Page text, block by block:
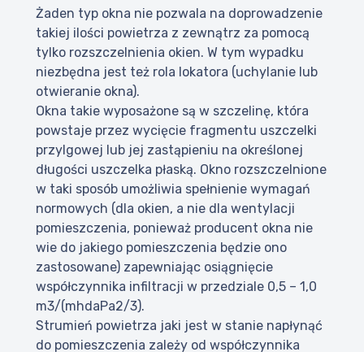
Żaden typ okna nie pozwala na doprowadzenie
takiej ilości powietrza z zewnątrz za pomocą
tylko rozszczelnienia okien. W tym wypadku
niezbędna jest też rola lokatora (uchylanie lub
otwieranie okna).
Okna takie wyposażone są w szczelinę, która
powstaje przez wycięcie fragmentu uszczelki
przylgowej lub jej zastąpieniu na określonej
długości uszczelka płaską. Okno rozszczelnione
w taki sposób umożliwia spełnienie wymagań
normowych (dla okien, a nie dla wentylacji
pomieszczenia, ponieważ producent okna nie
wie do jakiego pomieszczenia będzie ono
zastosowane) zapewniając osiągnięcie
współczynnika infiltracji w przedziale 0,5 – 1,0
m3/(mhdaPa2/3).
Strumień powietrza jaki jest w stanie napłynąć
do pomieszczenia zależy od współczynnika